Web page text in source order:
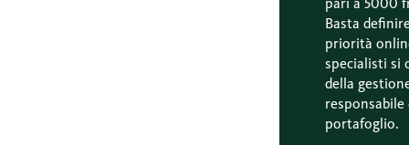
Basta
priorità
specialisti si
della
portafoglio.